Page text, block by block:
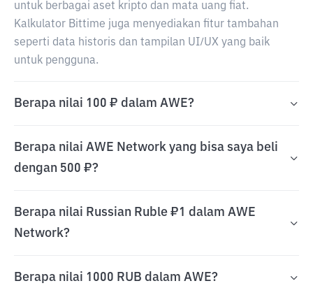
untuk berbagai aset kripto dan mata uang fiat.
Kalkulator Bittime juga menyediakan fitur tambahan
seperti data historis dan tampilan UI/UX yang baik
untuk pengguna.
Berapa nilai 100 ₽ dalam AWE?
Berapa nilai AWE Network yang bisa saya beli
dengan 500 ₽?
Berapa nilai Russian Ruble ₽1 dalam AWE
Network?
Berapa nilai 1000 RUB dalam AWE?